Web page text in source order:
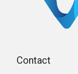
Contact